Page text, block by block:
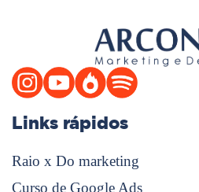
Links rápidos
Raio x Do marketing
Curso de Google Ads